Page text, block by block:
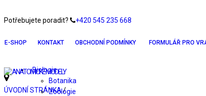
Potřebujete poradit? +420 545 235 668
E-SHOP KONTAKT OBCHODNÍ PODMÍNKY FORMULÁŘ PRO
Biologie
Botanika
Zoologie
ÚVODNÍ STRÁNKA/